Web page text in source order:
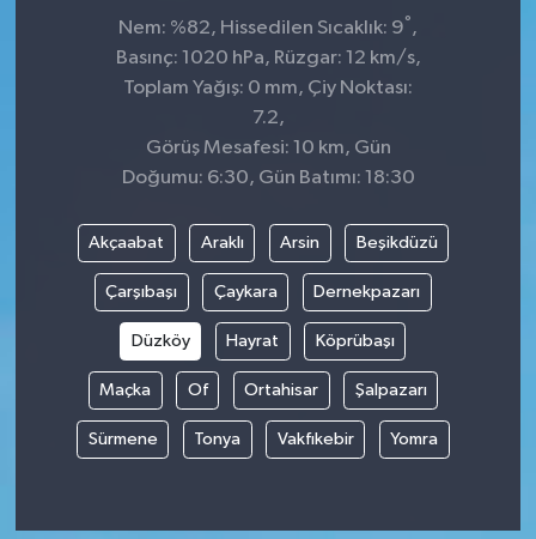
Nem: %82, Hissedilen Sıcaklık: 9° ,
Basınç: 1020 hPa, Rüzgar: 12 km/s,
Toplam Yağış: 0 mm, Çiy Noktası:
7.2,
Görüş Mesafesi: 10 km, Gün
Doğumu: 6:30, Gün Batımı: 18:30
Akçaabat Araklı Arsin Beşikdüzü
Çarşıbaşı Çaykara Dernekpazarı
Düzköy Hayrat Köprübaşı
Maçka Of Ortahisar Şalpazarı
Sürmene Tonya Vakfıkebir Yomra